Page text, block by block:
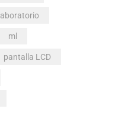
laboratorio
ml
pantalla LCD